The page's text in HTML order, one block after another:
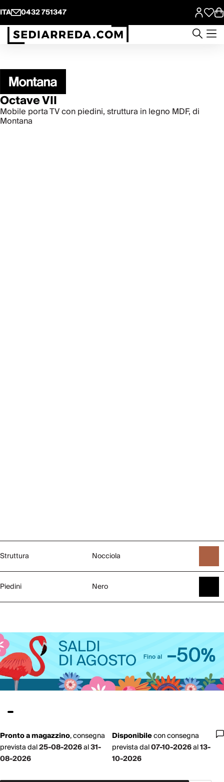
ITA 0432 751347
Octave VII
Mobile porta TV con piedini, struttura in legno MDF, di
Montana
Struttura Nocciola
Piedini Nero
Pronto a magazzino,consegna
prevista dal25-08-2026al31-
08-2026
Disponibileconconsegna
prevista dal07-10-2026al13-
10-2026